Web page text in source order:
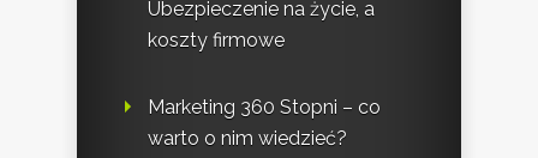
Ubezpieczenie na życie, a
koszty firmowe
Marketing 360 Stopni – co
warto o nim wiedzieć?